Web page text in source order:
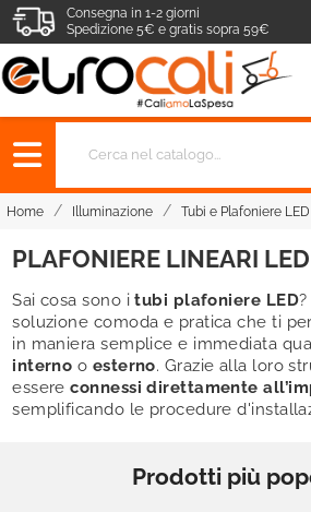
Consegna in 1-2 giorni
Spedizione 5€ e gratis sopra 59€
Home Illuminazione Tubi e Plafoniere LED
PLAFONIERE LINEARI LED
Sai cosa sono itubi plafoniere LED
soluzione comoda e pratica che ti
in maniera semplice e immediata
interno o esterno. Grazie alla loro
essereconnessi direttamente
semplificando le procedure
Prodotti più